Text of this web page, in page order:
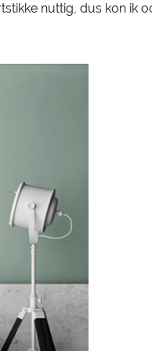
nuttig, dus kon ik